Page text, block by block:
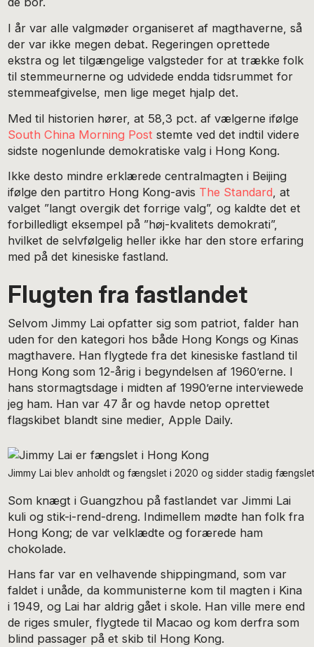
I år var alle valgmøder organiseret af magthaverne, så
der var ikke megen debat. Regeringen oprettede
ekstra og let tilgængelige valgsteder for at trække folk
til stemmeurnerne og udvidede endda tidsrummet for
stemmeafgivelse, men lige meget hjalp det.
Med til historien hører, at 58,3 pct. af vælgerne ifølge
South China Morning Post stemte ved det indtil videre
sidste nogenlunde demokratiske valg i Hong Kong.
Ikke desto mindre erklærede centralmagten i Beijing
ifølge den partitro Hong Kong-avis The Standard, at
valget ”langt overgik det forrige valg”, og kaldte det et
forbilledligt eksempel på ”høj-kvalitets demokrati”,
hvilket de selvfølgelig heller ikke har den store erfaring
med på det kinesiske fastland.
Flugten fra fastlandet
Selvom Jimmy Lai opfatter sig som patriot, falder han
uden for den kategori hos både Hong Kongs og Kinas
magthavere. Han flygtede fra det kinesiske fastland til
Hong Kong som 12-årig i begyndelsen af 1960’erne. I
hans stormagtsdage i midten af 1990’erne interviewede
jeg ham. Han var 47 år og havde netop oprettet
flagskibet blandt sine medier, Apple Daily.
Jimmy Lai blev anholdt og fængslet i 2020 og sidder stadig
Som knægt i Guangzhou på fastlandet var Jimmi Lai
kuli og stik-i-rend-dreng. Indimellem mødte han folk fra
Hong Kong; de var velklædte og forærede ham
chokolade.
Hans far var en velhavende shippingmand, som var
faldet i unåde, da kommunisterne kom til magten i Kina
i 1949, og Lai har aldrig gået i skole. Han ville mere end
de riges smuler, flygtede til Macao og kom derfra som
blind passager på et skib til Hong Kong.